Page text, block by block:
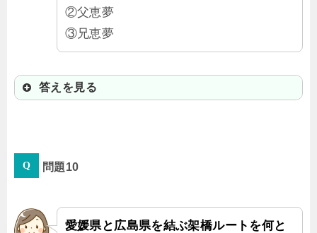
②父恵夢
③兄恵夢
答えを見る
「ポエム」だよ。バターの風味のや
問題10
愛媛県と広島県を結ぶ架橋ルートを何と